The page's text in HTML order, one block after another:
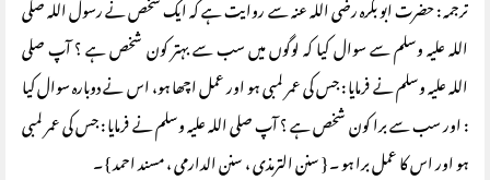
ترجمہ : حضرت ابو بکرہ رضی اللہ عنہ سے روایت ہے کہ ایک شخص نے رسول اللہ صلی
اللہ علیہ وسلم سے سوال کیا کہ لوگوں میں سب سے بہتر کون شخص ہے ؟ آپ صلی
اللہ علیہ وسلم نے فرمایا : جس کی عمر لمبی ہو اور عمل اچھا ہو، اس نے دوبارہ سوال کیا
: اور سب سے برا کون شخص ہے ؟ آپ صلی اللہ علیہ وسلم نے فرمایا : جس کی عمر لمبی
ہو اور اس کا عمل برا ہو ۔ { سنن الترمذی ، سنن الدارمی ، مسند احمد } ۔